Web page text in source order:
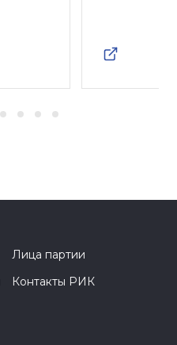
Лица партии
Контакты РИК